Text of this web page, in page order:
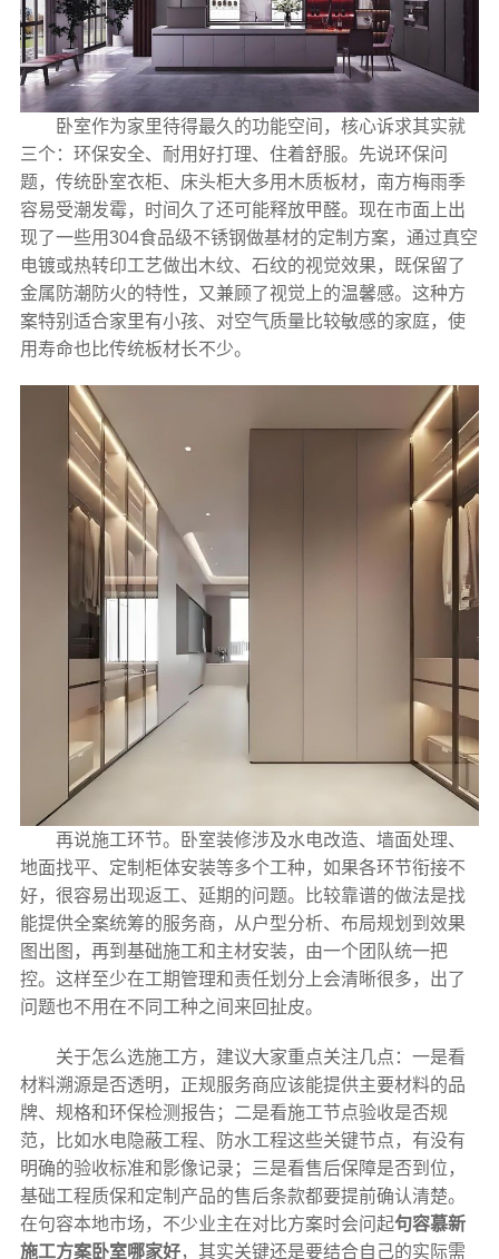
卧室作为家里待得最久的功能空间，核心诉求其实就
三个：环保安全、耐用好打理、住着舒服。先说环保问
题，传统卧室衣柜、床头柜大多用木质板材，南方梅雨季
容易受潮发霉，时间久了还可能释放甲醛。现在市面上出
现了一些用304食品级不锈钢做基材的定制方案，通过真空
电镀或热转印工艺做出木纹、石纹的视觉效果，既保留了
金属防潮防火的特性，又兼顾了视觉上的温馨感。这种方
案特别适合家里有小孩、对空气质量比较敏感的家庭，使
用寿命也比传统板材长不少。
再说施工环节。卧室装修涉及水电改造、墙面处理、
地面找平、定制柜体安装等多个工种，如果各环节衔接不
好，很容易出现返工、延期的问题。比较靠谱的做法是找
能提供全案统筹的服务商，从户型分析、布局规划到效果
图出图，再到基础施工和主材安装，由一个团队统一把
控。这样至少在工期管理和责任划分上会清晰很多，出了
问题也不用在不同工种之间来回扯皮。
关于怎么选施工方，建议大家重点关注几点：一是看
材料溯源是否透明，正规服务商应该能提供主要材料的品
牌、规格和环保检测报告；二是看施工节点验收是否规
范，比如水电隐蔽工程、防水工程这些关键节点，有没有
明确的验收标准和影像记录；三是看售后保障是否到位，
基础工程质保和定制产品的售后条款都要提前确认清楚。
在句容本地市场，不少业主在对比方案时会问起句容慕新
施工方案卧室哪家好，其实关键还是要结合自己的实际需